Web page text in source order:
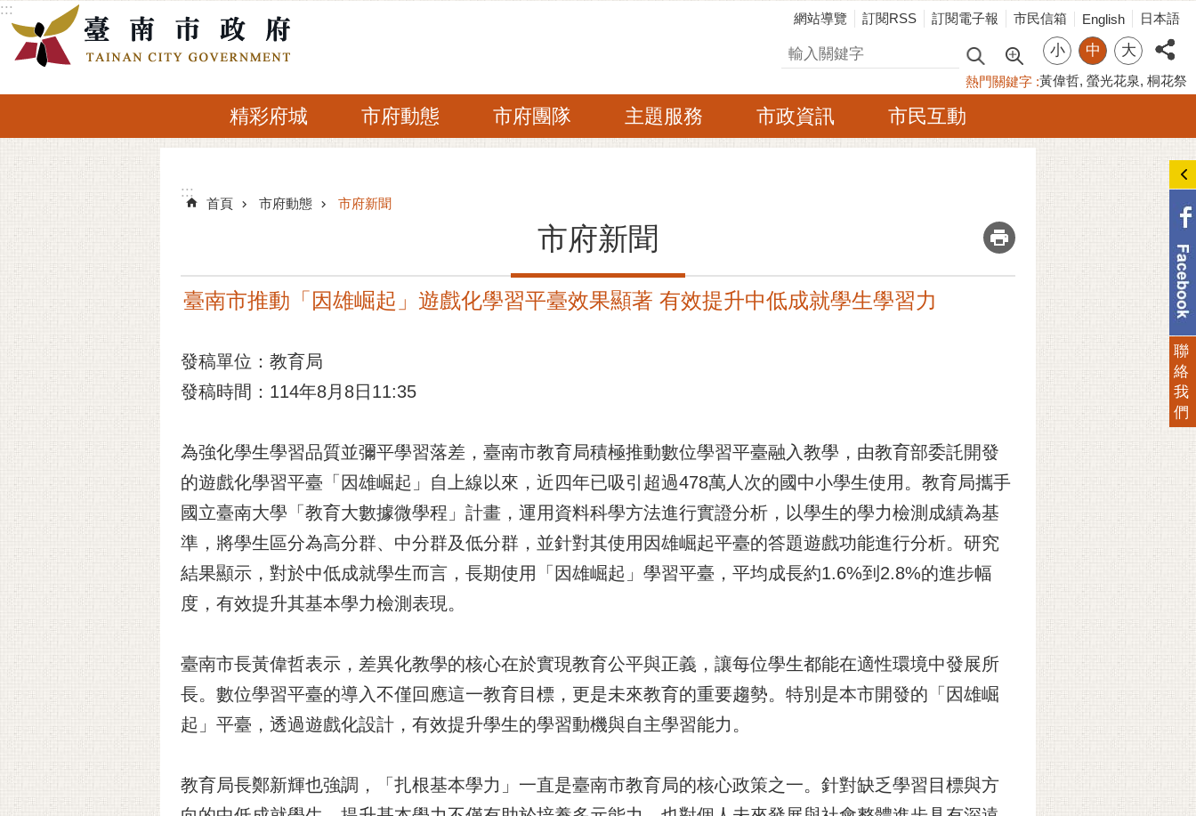
跳到主要內容區塊
:::
網站導覽 訂閱RSS 訂閱電子報 市民信箱 English 日本語
搜尋 小 中 大
熱門關鍵字 黃偉哲 螢光花泉 桐花祭
精彩府城 市府動態 市府團隊 主題服務 市政資訊 市民互動
:::
:::
首頁 市府動態 市府新聞
市府新聞 _
臺南市推動「因雄崛起」遊戲化學習平臺效果顯著 有效提升中低成就學生學習力
發稿單位：教育局
發稿時間：114年8月8日11:35
為強化學生學習品質並彌平學習落差，臺南市教育局積極推動數位學習平臺融入教學，由教育部委託開發
的遊戲化學習平臺「因雄崛起」自上線以來，近四年已吸引超過478萬人次的國中小學生使用。教育局攜手
國立臺南大學「教育大數據微學程」計畫，運用資料科學方法進行實證分析，以學生的學力檢測成績為基
準，將學生區分為高分群、中分群及低分群，並針對其使用因雄崛起平臺的答題遊戲功能進行分析。研究
結果顯示，對於中低成就學生而言，長期使用「因雄崛起」學習平臺，平均成長約1.6%到2.8%的進步幅
度，有效提升其基本學力檢測表現。
臺南市長黃偉哲表示，差異化教學的核心在於實現教育公平與正義，讓每位學生都能在適性環境中發展所
長。數位學習平臺的導入不僅回應這一教育目標，更是未來教育的重要趨勢。特別是本市開發的「因雄崛
起」平臺，透過遊戲化設計，有效提升學生的學習動機與自主學習能力。
教育局長鄭新輝也強調，「扎根基本學力」一直是臺南市教育局的核心政策之一。針對缺乏學習目標與方
聯
絡
我
們